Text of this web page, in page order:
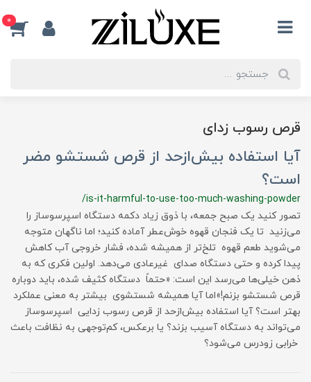
0
قرص رسوب زدای
آیا استفاده بیش‌ازحد از قرص شستشو مضر
است؟
/is-it-harmful-to-use-too-much-washing-powder
تصور کنید یک صبح جمعه، با ذوق زیاد دکمه دستگاه اسپرسوساز را
می‌زنید تا یک فنجان قهوه خوش‌عطر آماده کنید؛ اما ناگهان متوجه
می‌شوید طعم قهوه تلخ‌تر از همیشه شده، فشار خروجی آب کاهش
پیدا کرده و حتی دستگاه صدای غیرعادی می‌دهد. اولین فکری که به
ذهن خیلی‌ها می‌رسد این است: «حتماً دستگاه کثیف شده، باید دوباره
قرص شستشو بزنم!»اما آیا همیشه شستشوی بیشتر به معنی عملکرد
بهتر است؟ آیا استفاده بیش‌ازحد از قرص رسوب زدایی اسپرسوساز
می‌تواند به دستگاه آسیب بزند؟ یا برعکس، کم‌توجهی به نظافت باعث
خرابی زودرس می‌شود؟